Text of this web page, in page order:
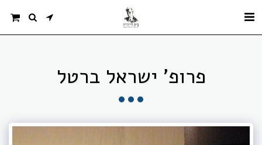
פרופ' ישראל ברטל